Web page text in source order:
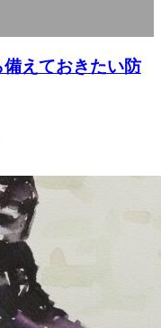
えておきたい防